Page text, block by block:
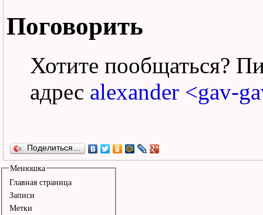
Поговорить
Хотите пообщаться?
адрес alexander <gav-
Поделиться…
Менюшка
Главная страница
Записи
Метки